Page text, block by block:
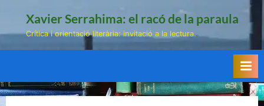
Xavier Serrahima: el racó de la paraula
Crítica i orientació literària: invitació a la lectura.